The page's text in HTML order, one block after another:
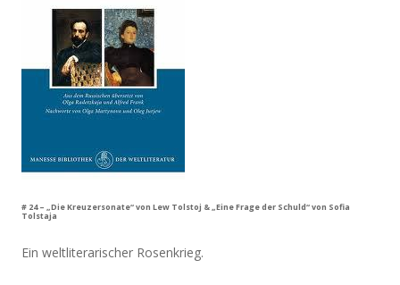
# 24 – „Die Kreuzersonate“ von Lew Tolstoj & „Eine Frage der Schuld“ von Sofia
Tolstaja
Ein weltliterarischer Rosenkrieg.